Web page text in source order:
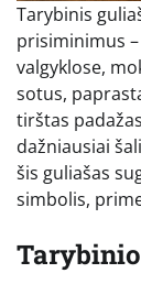
Tarybinis
prisiminimus
valgyklose,
sotus,
tirštas
dažniausiai
šis guliašas
simbolis,